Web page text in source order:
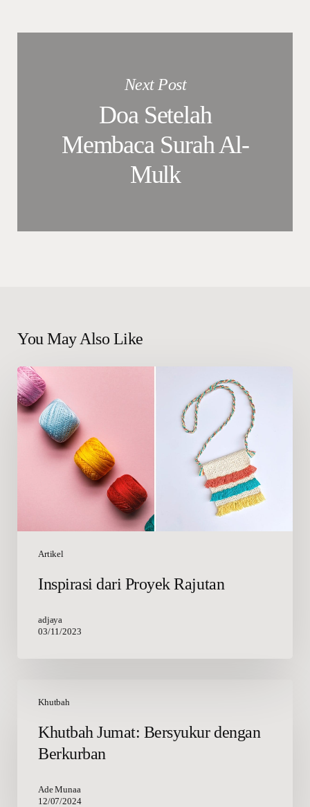
Next Post
Doa Setelah
Membaca Surah Al-
Mulk
You May Also Like
Artikel
Inspirasi
dari
Proyek
Rajutan
Inspirasi dari Proyek Rajutan
adjaya
03/11/2023
Khutbah
Jumat:
dengan
Berkurban
Khutbah Jumat: Bersyukur dengan
Berkurban
Ade Munaa
12/07/2024